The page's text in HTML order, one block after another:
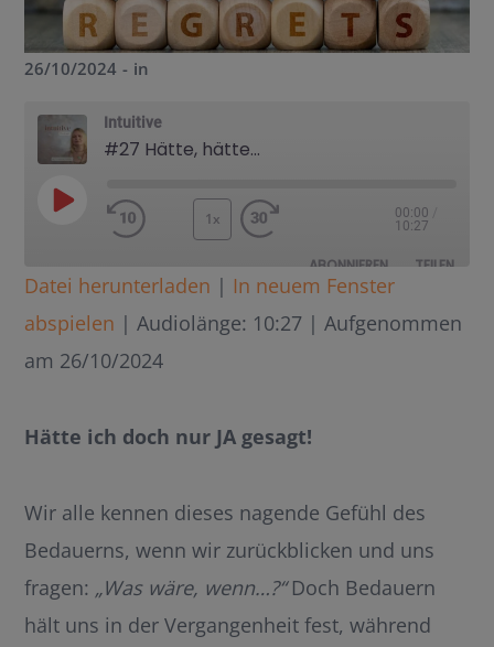
26/10/2024 in
Intuitive
#27 Hätte, hätte...
1x 00:00
10:27
ABONNIEREN TEILEN
RSS FEED
TEILEN
LINK
Datei herunterladen | In neuem Fenster
abspielen |Audiolänge: 10:27 |Aufgenommen
am 26/10/2024
Hätte ich doch nur JA gesagt!
Wir alle kennen dieses nagende Gefühl des
Bedauerns, wenn wir zurückblicken und uns
fragen: „Was wäre, wenn…?“Doch Bedauern
hält uns in der Vergangenheit fest, während